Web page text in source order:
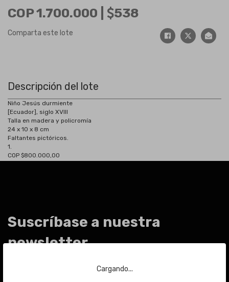
Cargando...
COP 1.700.000 | 538
Comparta este lote
Descripción del lote
Niño Jesús durmiente
[Ecuador], siglo XVIII
Talla en madera y policromía
24 x 10 x 8 cm
Faltantes pictóricos.
1.
COP $800.000,00
Suscríbase a nuestra
newsletter
Para estar al día de las últimas noticias sobre subastas y mucho más.